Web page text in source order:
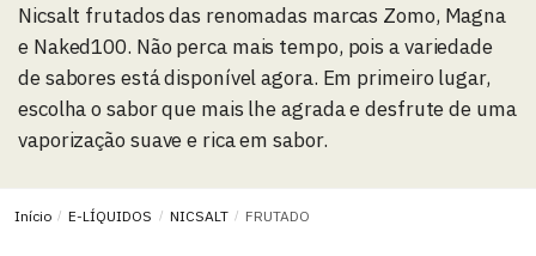
Nicsalt frutados das renomadas marcas Zomo, Magna
e Naked100. Não perca mais tempo, pois a variedade
de sabores está disponível agora. Em primeiro lugar,
escolha o sabor que mais lhe agrada e desfrute de uma
vaporização suave e rica em sabor.
Início / E-LÍQUIDOS / NICSALT / FRUTADO